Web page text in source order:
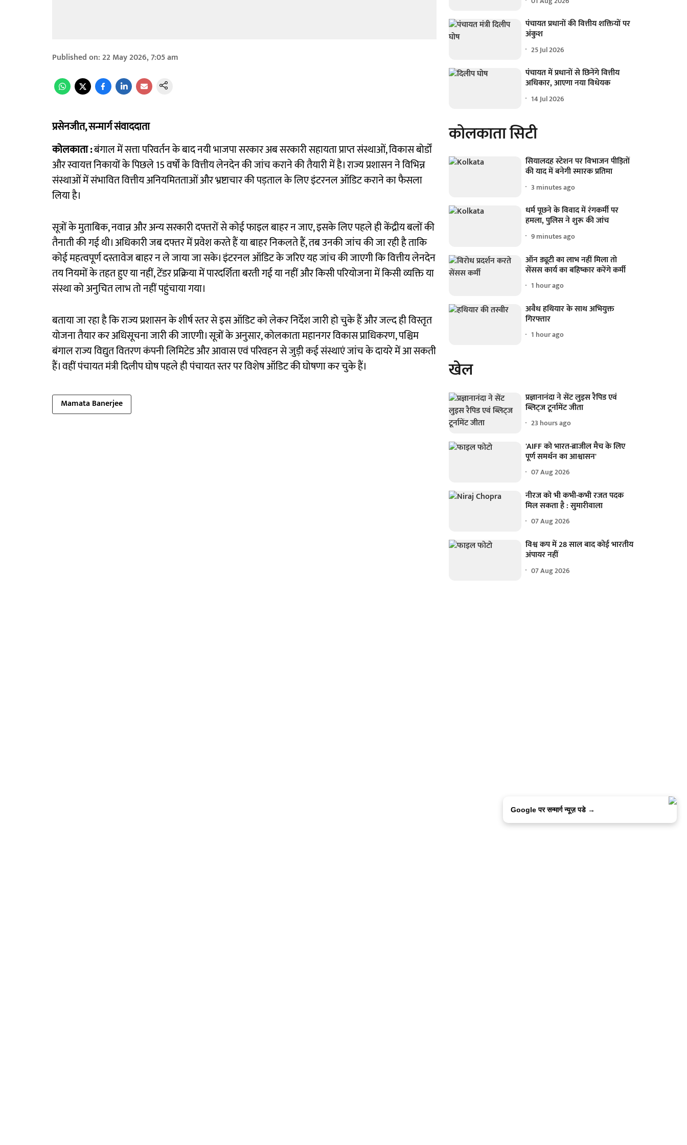
Published on:22 May 2026, 7:05 am
प्रसेनजीत, सन्मार्ग संवाददाता
कोलकाता :बंगाल में सत्ता परिवर्तन के बाद नयी भाजपा सरकार अब सरकारी सहायता प्राप्त संस्थाओं, विकास बोर्डों
और स्वायत्त निकायों के पिछले 15 वर्षों के वित्तीय लेनदेन की जांच कराने की तैयारी में है। राज्य प्रशासन ने विभिन्न
संस्थाओं में संभावित वित्तीय अनियमितताओं और भ्रष्टाचार की पड़ताल के लिए इंटरनल ऑडिट कराने का फैसला
लिया है।
सूत्रों के मुताबिक, नवान्न और अन्य सरकारी दफ्तरों से कोई फाइल बाहर न जाए, इसके लिए पहले ही केंद्रीय बलों की
तैनाती की गई थी। अधिकारी जब दफ्तर में प्रवेश करते हैं या बाहर निकलते हैं, तब उनकी जांच की जा रही है ताकि
कोई महत्वपूर्ण दस्तावेज बाहर न ले जाया जा सके। इंटरनल ऑडिट के जरिए यह जांच की जाएगी कि वित्तीय लेनदेन
तय नियमों के तहत हुए या नहीं, टेंडर प्रक्रिया में पारदर्शिता बरती गई या नहीं और किसी परियोजना में किसी व्यक्ति या
संस्था को अनुचित लाभ तो नहीं पहुंचाया गया।
बताया जा रहा है कि राज्य प्रशासन के शीर्ष स्तर से इस ऑडिट को लेकर निर्देश जारी हो चुके हैं और जल्द ही विस्तृत
योजना तैयार कर अधिसूचना जारी की जाएगी। सूत्रों के अनुसार, कोलकाता महानगर विकास प्राधिकरण, पश्चिम
बंगाल राज्य विद्युत वितरण कंपनी लिमिटेड और आवास एवं परिवहन से जुड़ी कई संस्थाएं जांच के दायरे में आ सकती
हैं। वहीं पंचायत मंत्री दिलीप घोष पहले ही पंचायत स्तर पर विशेष ऑडिट की घोषणा कर चुके हैं।
Mamata Banerjee
पंचायत प्रधानों की वित्तीय शक्तियों पर
अंकुश
25 Jul 2026
पंचायत में प्रधानों से छिनेंगे वित्तीय
अधिकार, आएगा नया विधेयक
14 Jul 2026
कोलकाता सिटी
सियालदह स्टेशन पर विभाजन पीड़ितों
की याद में बनेगी स्मारक प्रतिमा
3 minutes ago
धर्म पूछने के विवाद में रंगकर्मी पर
हमला, पुलिस ने शुरू की जांच
9 minutes ago
ऑन ड्यूटी का लाभ नहीं मिला तो
सेंसस कार्य का बहिष्कार करेंगे कर्मी
1 hour ago
अवैध हथियार के साथ अभियुक्त
गिरफ्तार
1 hour ago
खेल
प्रज्ञानानंदा ने सेंट लुइस रैपिड एवं
ब्लिट्ज टूर्नामेंट जीता
23 hours ago
'AIFF को भारत-ब्राजील मैच के लिए
पूर्ण समर्थन का आश्वासन'
07 Aug 2026
नीरज को भी कभी-कभी रजत पदक
मिल सकता है : सुमारीवाला
07 Aug 2026
विश्व कप में 28 साल बाद कोई भारतीय
अंपायर नहीं
07 Aug 2026
Google पर सन्मार्ग न्यूज़ पडे →